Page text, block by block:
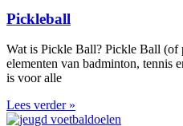
Pickleball
Wat is Pickle Ball? Pickle Ball (of
elementen van badminton, tennis
is voor alle
Lees verder »